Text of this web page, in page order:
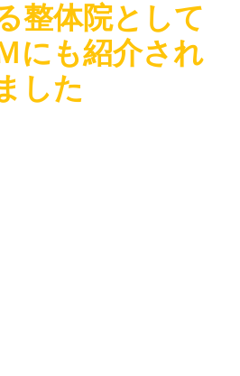
整体院として
にも紹介され
した